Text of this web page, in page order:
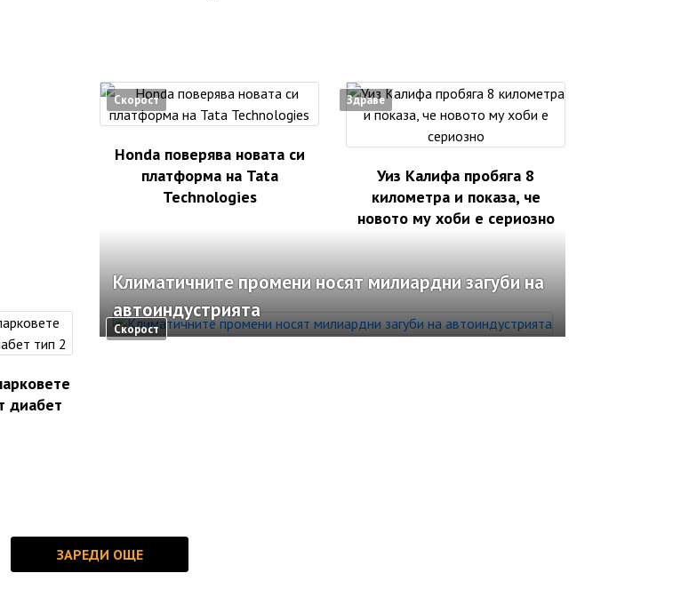
Скорост
Honda поверява новата си
платформа на Tata
Technologies
Здраве
Уиз Калифа пробяга 8
километра и показа, че
новото му хоби е сериозно
диабет
Скорост
Климатичните промени носят милиардни загуби на
автоиндустрията